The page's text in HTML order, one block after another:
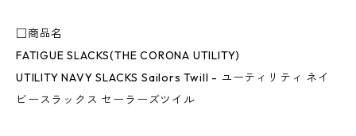
□商品名
FATIGUE SLACKS(THE CORONA UTILITY)
UTILITY NAVY SLACKS Sailors Twill - ユーティリティ ネイ
ビースラックス セーラーズツイル